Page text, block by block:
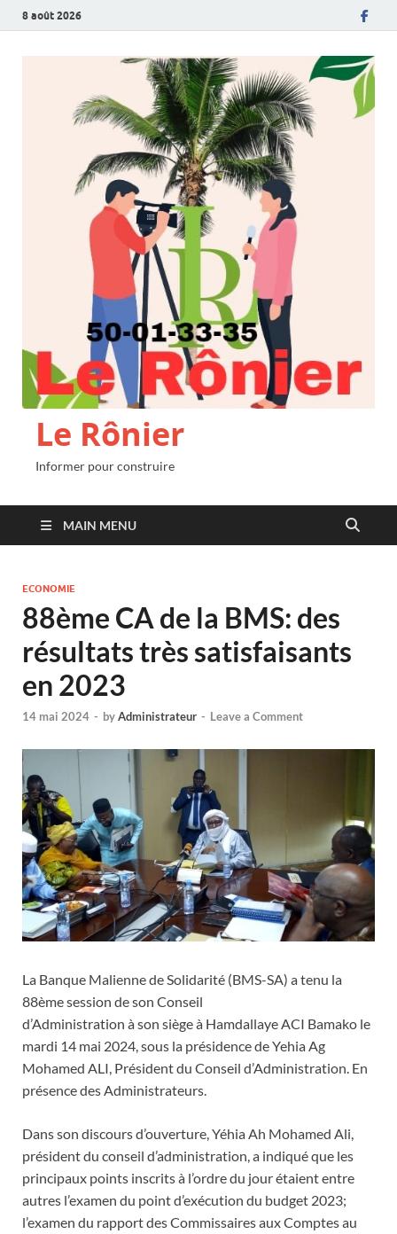
8 août 2026
Le Rônier
Informer pour construire
MAIN MENU
ECONOMIE
88ème CA de la BMS: des
résultats très satisfaisants
en 2023
14 mai 2024 - byAdministrateur - Leave a Comment
La Banque Malienne de Solidarité (BMS-SA) a tenu la
88ème session de son Conseil
d’Administration à son siège à Hamdallaye ACI Bamako le
mardi 14 mai 2024, sous la présidence de Yehia Ag
Mohamed ALI, Président du Conseil d’Administration. En
présence des Administrateurs.
Dans son discours d’ouverture, Yéhia Ah Mohamed Ali,
président du conseil d’administration, a indiqué que les
principaux points inscrits à l’ordre du jour étaient entre
autres l’examen du point d’exécution du budget 2023;
l’examen du rapport des Commissaires aux Comptes au